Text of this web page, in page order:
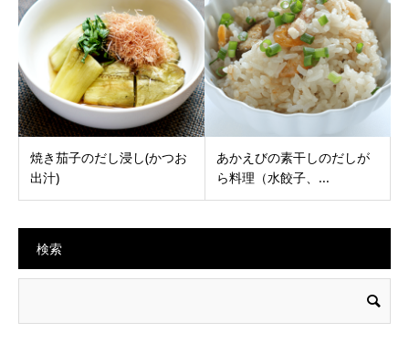
焼き茄子のだし浸し(かつお
出汁)
あかえびの素干しのだしが
ら料理（水餃子、...
検索